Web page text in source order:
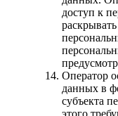
доступ к
Оператор
данных в
субъекта
этого